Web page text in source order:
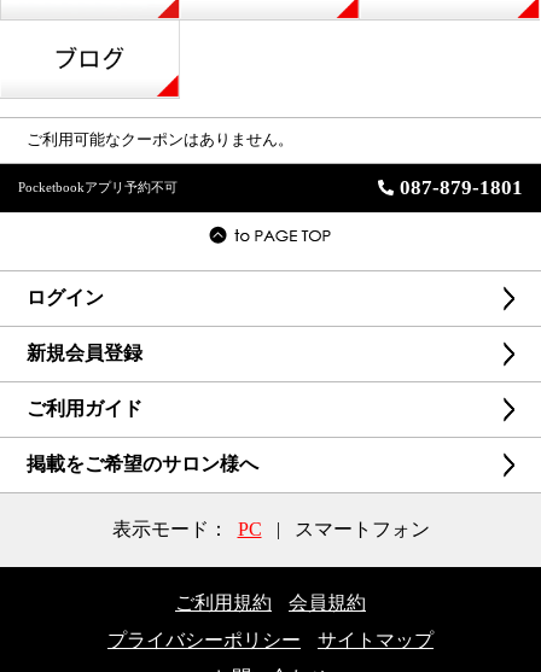
ご利用可能なクーポンはありません。
Pocketbookアプリ予約不可 087-879-1801
ログイン
新規会員登録
ご利用ガイド
掲載をご希望のサロン様へ
表示モード： PC | スマートフォン
ご利用規約
会員規約
プライバシーポリシー
サイトマップ